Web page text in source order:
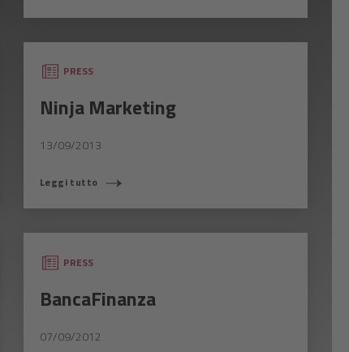
PRESS
Ninja Marketing
13/09/2013
Leggi tutto
PRESS
BancaFinanza
07/09/2012